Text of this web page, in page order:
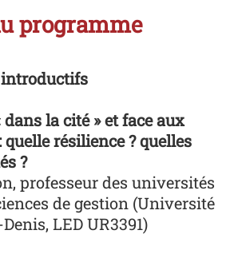
programme
introductifs
dans la cité » et face aux
résilience ? quelles
?
professeur des universités
de gestion (Université
LED UR3391)